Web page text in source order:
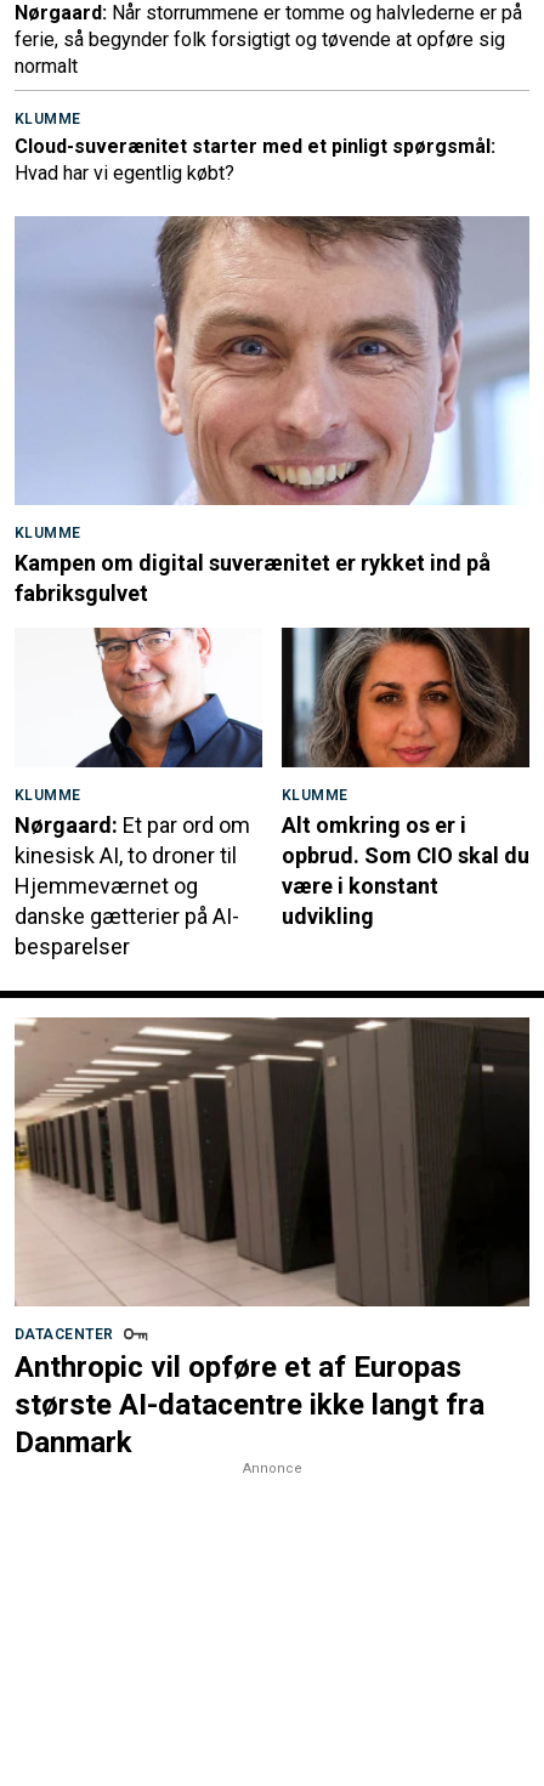
Nørgaard: Når storrummene er tomme og halvlederne er på
ferie, så begynder folk forsigtigt og tøvende at opføre sig
normalt
KLUMME
Cloud-suverænitet starter med et pinligt spørgsmål:
Hvad har vi egentlig købt?
KLUMME
Kampen om digital suverænitet er rykket ind på
fabriksgulvet
KLUMME
Nørgaard: Et par ord om
kinesisk AI, to droner til
Hjemmeværnet og
danske gætterier på AI-
besparelser
KLUMME
Alt omkring os er i
opbrud. Som CIO skal du
være i konstant
udvikling
DATACENTER
Anthropic vil opføre et af Europas
største AI-datacentre ikke langt fra
Danmark
Annonce